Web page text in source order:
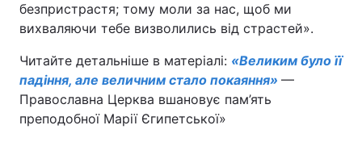
безпристрастя; тому моли за нас, щоб ми
вихваляючи тебе визволились від страстей».
Читайте детальніше в матеріалі: «Великим було її
падіння, але величним стало покаяння» —
Православна Церква вшановує пам’ять
преподобної Марії Єгипетської»